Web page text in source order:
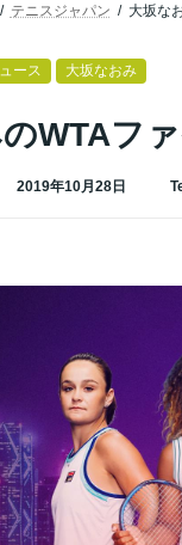
ース 大坂なおみ
WTAフ
最
2019年10月28日
テニスジャパン 大坂な